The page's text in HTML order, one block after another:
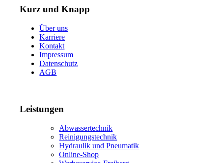
Kurz und Knapp
Über uns
Karriere
Kontakt
Impressum
Datenschutz
AGB
Leistungen
Abwassertechnik
Reinigungstechnik
Hydraulik und Pneumatik
Online-Shop